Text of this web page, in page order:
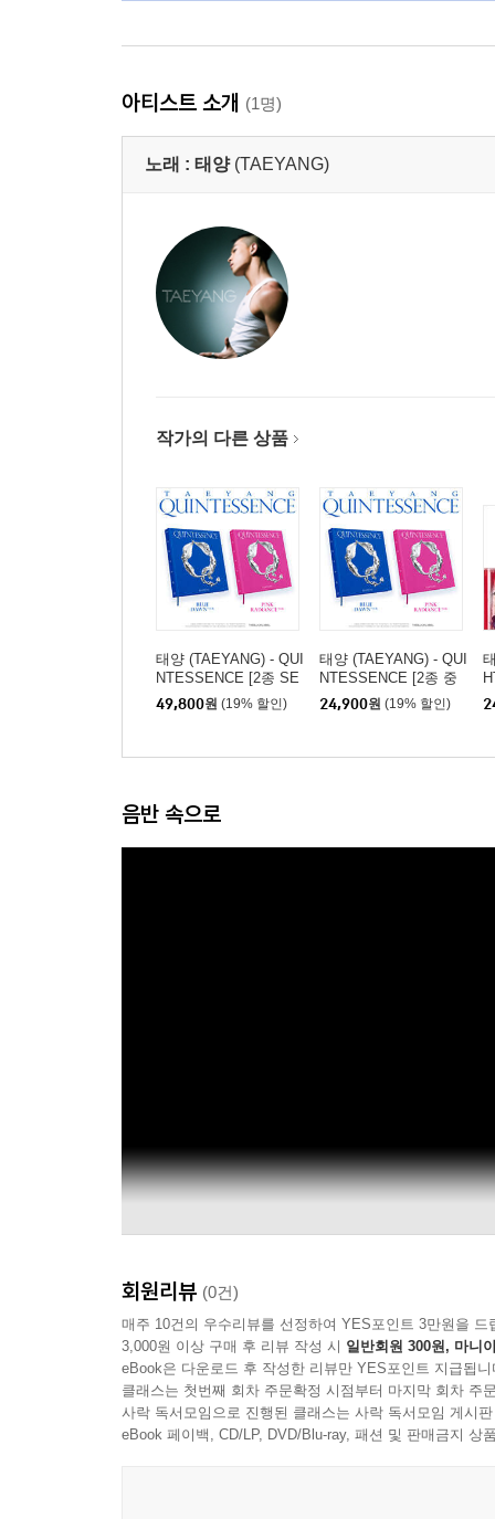
아티스트 소개 (1명)
노래 : 태양 (TAEYANG)
작가의 다른 상품
태양 (TAEYANG) - QUI
NTESSENCE [2종 SE
T]
49,800원 (19% 할인)
태양 (TAEYANG) - QUI
NTESSENCE [2종 중
1종 랜덤발송]
24,900원 (19% 할인)
음반 속으로
회원리뷰 (0건)
매주 10건의 우수리뷰를 선정하여 YES포인트 3만원을 드
3,000원 이상 구매 후 리뷰 작성 시 일반회원 300원, 마니
eBook은 다운로드 후 작성한 리뷰만 YES포인트 지급됩니
클래스는 첫번째 회차 주문확정 시점부터 마지막 회차 주
사락 독서모임으로 진행된 클래스는 사락 독서모임 게시
eBook 페이백, CD/LP, DVD/Blu-ray, 패션 및 판매금지 상